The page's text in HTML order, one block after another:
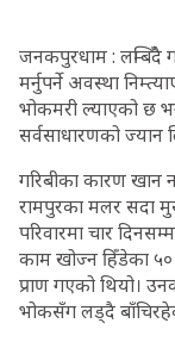
जनकपुरधाम :
मर्नुपर्ने अवस्था
भोकमरी ल्याएको छ
सर्वसाधारणको ज्यान
गरिबीका कारण खान
रामपुरका मलर सदा
परिवारमा चार
काम खोज्न हिँडेका
प्राण गएको थियो।
भोकसँग लड्दै